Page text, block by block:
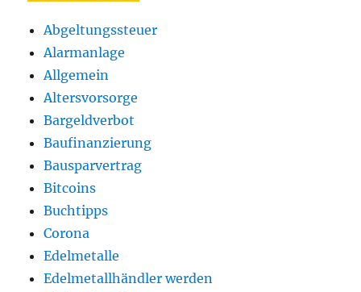
Abgeltungssteuer
Alarmanlage
Allgemein
Altersvorsorge
Bargeldverbot
Baufinanzierung
Bausparvertrag
Bitcoins
Buchtipps
Corona
Edelmetalle
Edelmetallhändler werden